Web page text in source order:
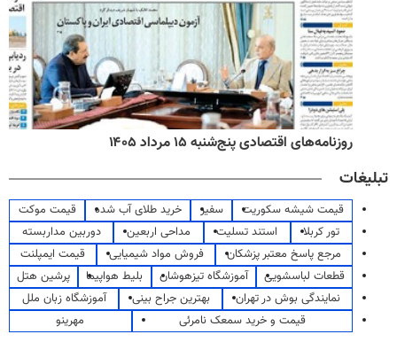
روزنامه‌های اقتصادی پنج‌شنبه ۱۵ مرداد ۱۴۰۵
تبلیغات
قیمت شیشه سکوریت سفیر خرید طلای آب شده
قیمت موکت
تور کربلا
استند تسلیت مداحی اربعین
دوربین مداربسته
مرجع پاسخ معتبر پزشکان
فروش مواد شیمیایی
قیمت ایمپلنت
قطعات لباسشویی
آموزشگاه تیزهوشان بلیط هواپیما
پرشین هتل
نمایندگی بوش در تهران
بهترین جراح بینی
آموزشگاه زبان ملل
قیمت و خرید سمعک نامرئی
مهرینو